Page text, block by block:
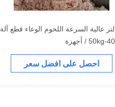
80 لتر عالية السرعة اللحوم الوعاء قطع آلة
احصل على افضل سعر